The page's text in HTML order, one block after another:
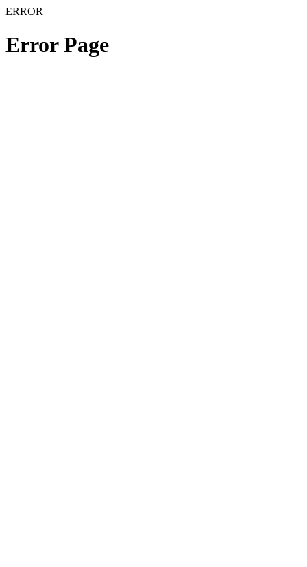
ERROR
Error Page